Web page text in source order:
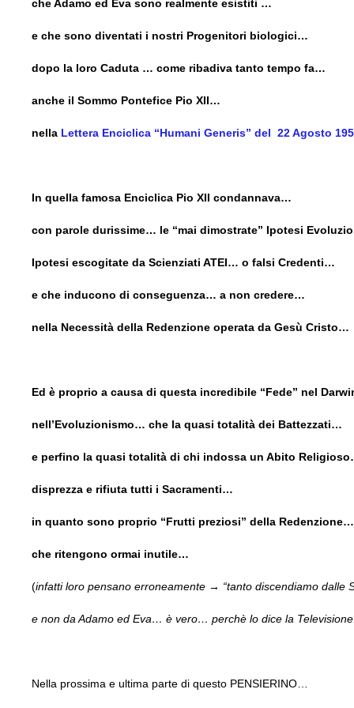
che Adamo ed Eva sono realmente esistiti …
e che sono diventati i nostri Progenitori biologici…
dopo la loro Caduta … come ribadiva tanto tempo fa…
anche il Sommo Pontefice Pio XII…
nella Lettera Enciclica “Humani Generis” del 22 Agosto
In quella famosa Enciclica Pio XII condannava…
con parole durissime… le “mai dimostrate” Ipotesi
Ipotesi escogitate da Scienziati ATEI… o falsi Credenti…
e che inducono di conseguenza… a non credere…
nella Necessità della Redenzione operata da Gesù Cristo…
Ed è proprio a causa di questa incredibile “Fede” nel
nell’Evoluzionismo… che la quasi totalità dei Battezzati…
e perfino la quasi totalità di chi indossa un Abito
disprezza e rifiuta tutti i Sacramenti…
in quanto sono proprio “Frutti preziosi” della Redenzione…
che ritengono ormai inutile…
(infatti loro pensano erroneamente → “tanto discendiamo dalle
e non da Adamo ed Eva… è vero… perchè lo dice la
Nella prossima e ultima parte di questo PENSIERINO…